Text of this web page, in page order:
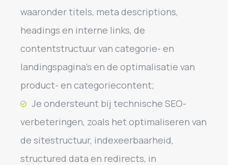
waaronder titels, meta descriptions,
headings en interne links, de
contentstructuur van categorie- en
landingspagina’s en de optimalisatie van
product- en categoriecontent;
Je ondersteunt bij technische SEO-
verbeteringen, zoals het optimaliseren van
de sitestructuur, indexeerbaarheid,
structured data en redirects, in